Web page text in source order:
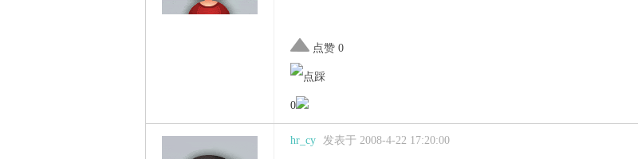
点赞 0
0
hr_cy 发表于 2008-4-22 17:20:00